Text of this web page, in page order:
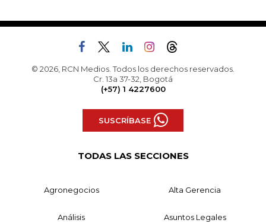
© 2026, RCN Medios. Todos los derechos reservados.
Cr. 13a 37-32, Bogotá
(+57) 1 4227600
SUSCRÍBASE
TODAS LAS SECCIONES
Agronegocios Alta Gerencia
Análisis Asuntos Legales